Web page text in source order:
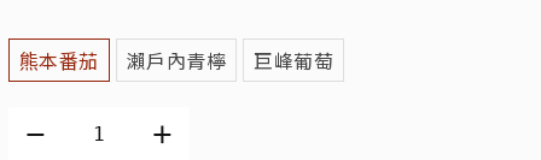
熊本番茄 瀨戶內青檸 巨峰葡萄